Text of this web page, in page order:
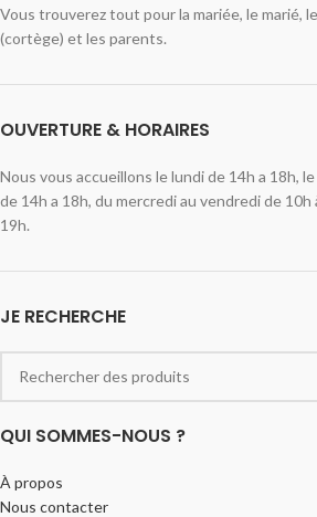
Vous trouverez tout pour la mariée, le marié,
(cortège) et les parents.
OUVERTURE & HORAIRES
Nous vous accueillons le lundi de 14h a 18h,
de 14h a 18h, du mercredi au vendredi de 10h
19h.
JE RECHERCHE
QUI SOMMES-NOUS ?
À propos
Nous contacter